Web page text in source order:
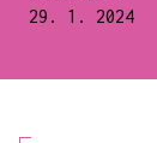
29. 1. 2024